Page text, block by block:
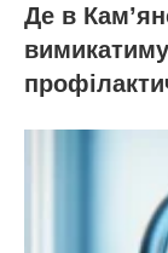
Де в